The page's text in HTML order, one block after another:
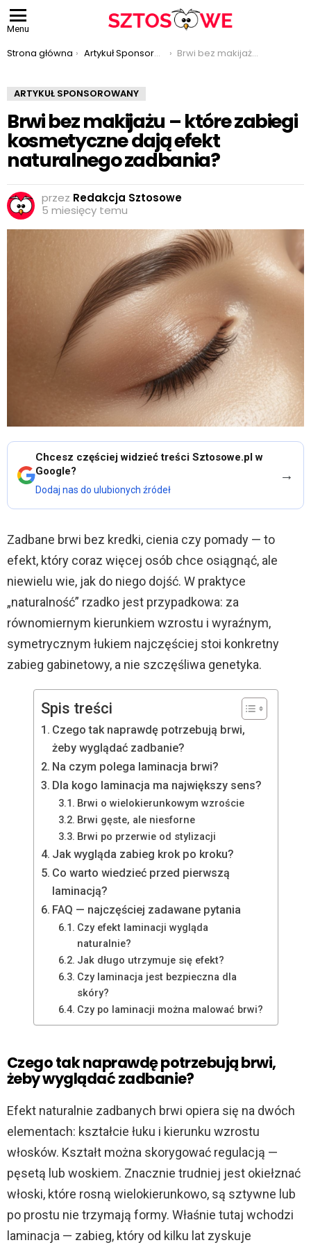
Menu
Jesteś tutaj:
Strona główna Artykuł Sponsorowany Brwi bez makijażu – które zabiegi kosmetyczne dają efekt naturalnego zadbania?
ARTYKUŁ SPONSOROWANY
Brwi bez makijażu – które zabiegi
kosmetyczne dają efekt
naturalnego zadbania?
przez Redakcja Sztosowe
5 miesięcy temu
Chcesz częściej widzieć treści Sztosowe.pl w
Google?
Dodaj nas do ulubionych źródeł
→
Zadbane brwi bez kredki, cienia czy pomady — to
efekt, który coraz więcej osób chce osiągnąć, ale
niewielu wie, jak do niego dojść. W praktyce
„naturalność” rzadko jest przypadkowa: za
równomiernym kierunkiem wzrostu i wyraźnym,
symetrycznym łukiem najczęściej stoi konkretny
zabieg gabinetowy, a nie szczęśliwa genetyka.
Spis treści
Czego tak naprawdę potrzebują brwi,
żeby wyglądać zadbanie?
Na czym polega laminacja brwi?
Dla kogo laminacja ma największy sens?
Brwi o wielokierunkowym wzroście
Brwi gęste, ale niesforne
Brwi po przerwie od stylizacji
Jak wygląda zabieg krok po kroku?
Co warto wiedzieć przed pierwszą
laminacją?
FAQ — najczęściej zadawane pytania
Czy efekt laminacji wygląda
naturalnie?
Jak długo utrzymuje się efekt?
Czy laminacja jest bezpieczna dla
skóry?
Czy po laminacji można malować brwi?
Czego tak naprawdę potrzebują brwi,
żeby wyglądać zadbanie?
Efekt naturalnie zadbanych brwi opiera się na dwóch
elementach: kształcie łuku i kierunku wzrostu
włosków. Kształt można skorygować regulacją —
pęsetą lub woskiem. Znacznie trudniej jest okiełznać
włoski, które rosną wielokierunkowo, są sztywne lub
po prostu nie trzymają formy. Właśnie tutaj wchodzi
laminacja — zabieg, który od kilku lat zyskuje